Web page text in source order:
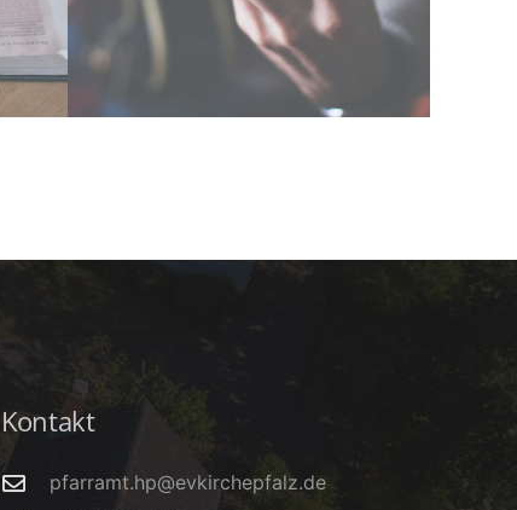
Kontakt
pfarramt.hp@evkirchepfalz.de